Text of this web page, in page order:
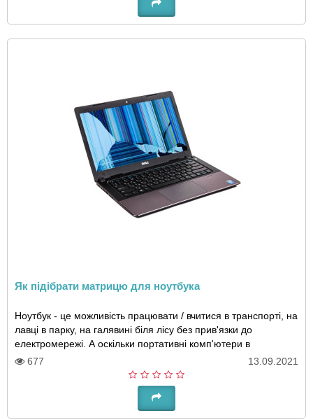
Як підібрати матрицю для ноутбука
Ноутбук - це можливість працювати / вчитися в транспорті, на
лавці в парку, на галявині біля лісу без прив'язки до
електромережі. А оскільки портативні комп'ютери в
основному використовуються інтенсив..
677 13.09.2021